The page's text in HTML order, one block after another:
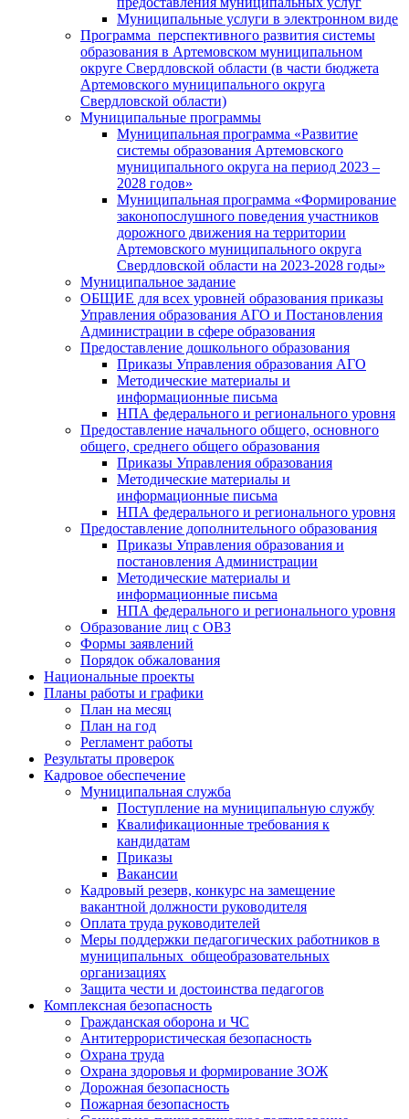
Муниципальные услуги в электронном виде
Программа перспективного развития системы
образования в Артемовском муниципальном
округе Свердловской области (в части бюджета
Артемовского муниципального округа
Свердловской области)
Муниципальные программы
Муниципальная программа «Развитие
системы образования Артемовского
муниципального округа на период 2023 –
2028 годов»
Муниципальная программа «Формирование
законопослушного поведения участников
дорожного движения на территории
Артемовского муниципального округа
Свердловской области на 2023-2028 годы»
Муниципальное задание
ОБЩИЕ для всех уровней образования приказы
Управления образования АГО и Постановления
Администрации в сфере образования
Предоставление дошкольного образования
Приказы Управления образования АГО
Методические материалы и
информационные письма
НПА федерального и регионального уровня
Предоставление начального общего, основного
общего, среднего общего образования
Приказы Управления образования
Методические материалы и
информационные письма
НПА федерального и регионального уровня
Предоставление дополнительного образования
Приказы Управления образования и
постановления Администрации
Методические материалы и
информационные письма
НПА федерального и регионального уровня
Образование лиц с ОВЗ
Формы заявлений
Порядок обжалования
Национальные проекты
Планы работы и графики
План на месяц
План на год
Регламент работы
Результаты проверок
Кадровое обеспечение
Муниципальная служба
Поступление на муниципальную службу
Квалификационные требования к
кандидатам
Приказы
Вакансии
Кадровый резерв, конкурс на замещение
вакантной должности руководителя
Оплата труда руководителей
Меры поддержки педагогических работников в
муниципальных общеобразовательных
организациях
Защита чести и достоинства педагогов
Комплексная безопасность
Гражданская оборона и ЧС
Антитеррористическая безопасность
Охрана труда
Охрана здоровья и формирование ЗОЖ
Дорожная безопасность
Пожарная безопасность